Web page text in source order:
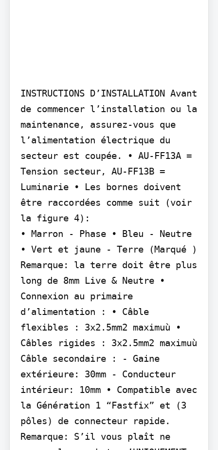
INSTRUCTIONS D’INSTALLATION Avant
de commencer l’installation ou la
maintenance, assurez-vous que
l’alimentation électrique du
secteur est coupée. • AU-FF13A =
Tension secteur, AU-FF13B =
Luminarie • Les bornes doivent
être raccordées comme suit (voir
la figure 4):
• Marron - Phase • Bleu - Neutre
• Vert et jaune - Terre (Marqué )
Remarque: la terre doit être plus
long de 8mm Live & Neutre •
Connexion au primaire
d’alimentation : • Câble
flexibles : 3x2.5mm2 maximuù •
Câbles rigides : 3x2.5mm2 maximuù
Câble secondaire : - Gaine
extérieure: 30mm - Conducteur
intérieur: 10mm • Compatible avec
la Génération 1 “Fastfix” et (3
pôles) de connecteur rapide.
Remarque: S’il vous plaît ne